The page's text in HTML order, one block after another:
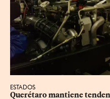
ESTADOS
Querétaro mantiene